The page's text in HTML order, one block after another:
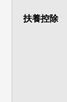
扶養控除